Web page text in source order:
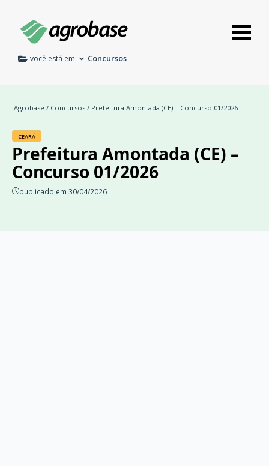
você está em Concursos
Agrobase / Concursos / Prefeitura Amontada (CE) – Concurso 01/2026
CEARÁ
Prefeitura Amontada (CE) –
Concurso 01/2026
publicado em 30/04/2026